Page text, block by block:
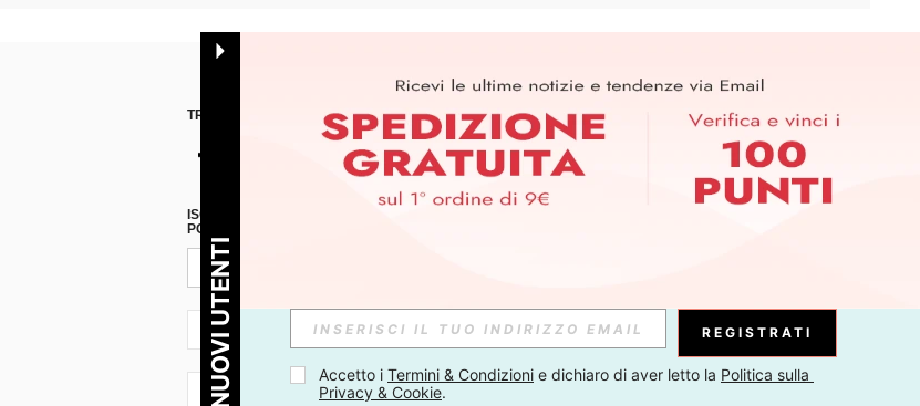
TROVACI SU APP
ISCRIVITI ALLA NOSTRA NEWSLETTER PER SCOPRIRE LE ULTIME TENDENZE IN ANTEPRIMA! (È
POSSIBILE ANNULLARE LA SOTTOSCRIZIONE IN QUALSIASI MOMENTO).
IT + 39 Abbonati
IT + 39
PER I NUOVI UTENTI REGISTRATI
Accetto i Termini & Condizioni e dichiaro di aver letto la Politica sulla
Privacy & Cookie.